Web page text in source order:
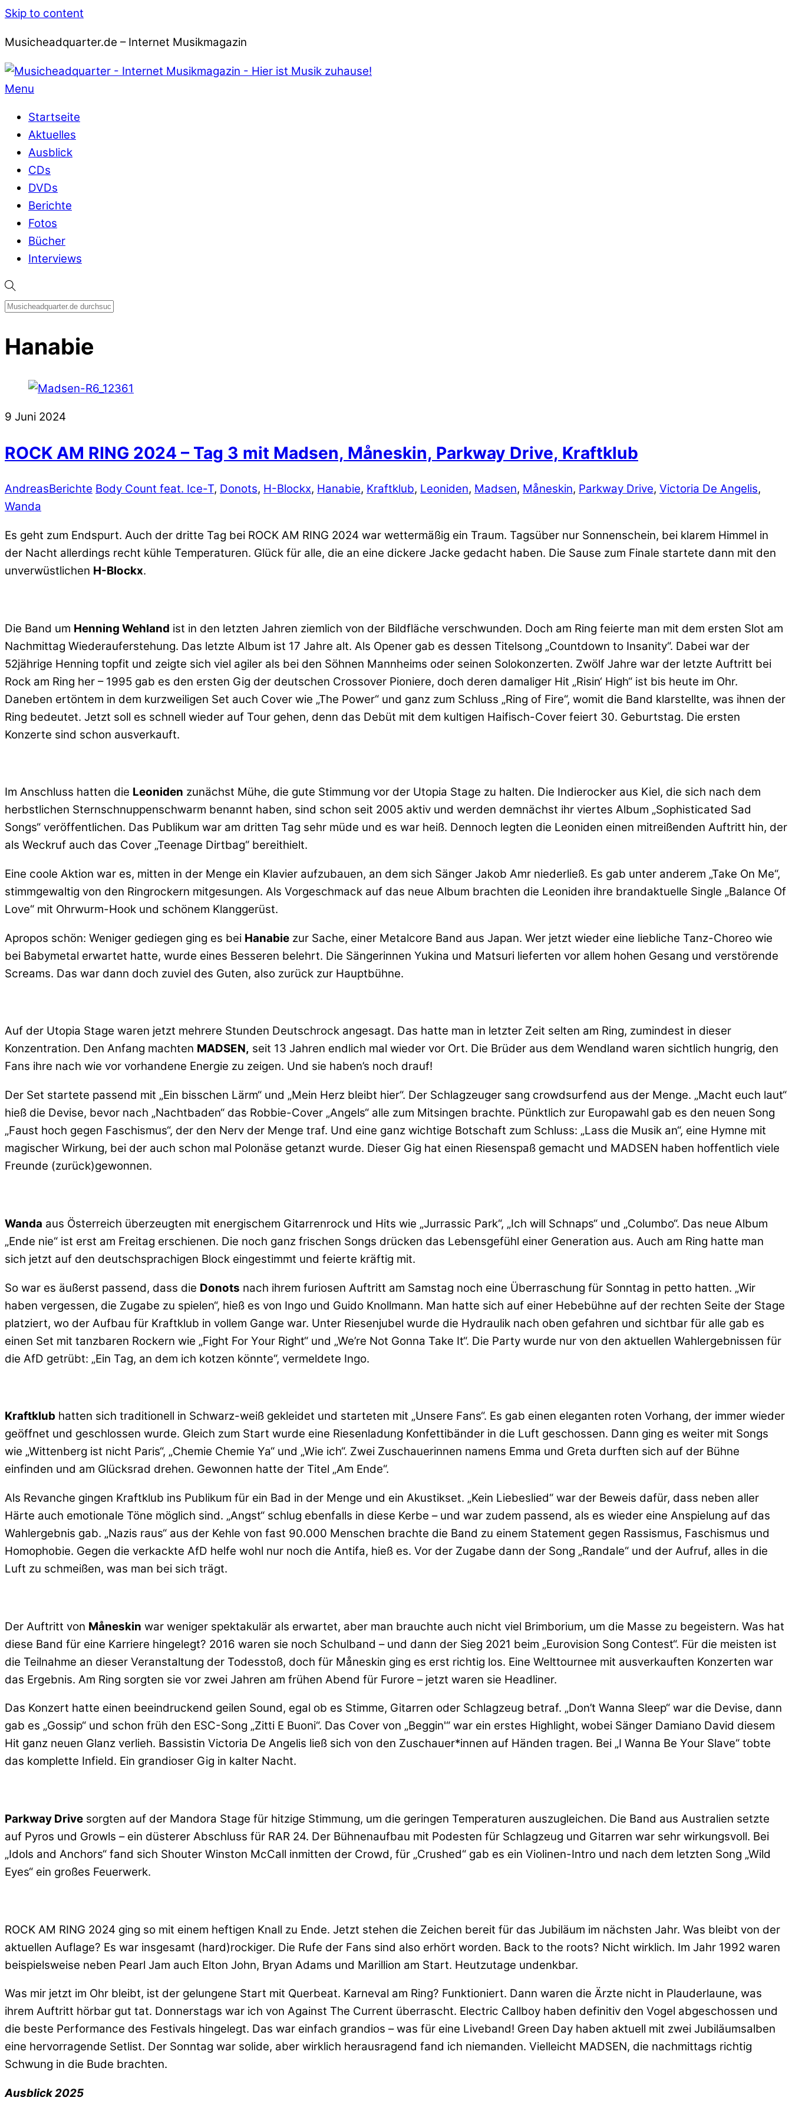
Skip to content
Musicheadquarter.de – Internet Musikmagazin
Menu
Startseite
Aktuelles
Ausblick
CDs
DVDs
Berichte
Fotos
Bücher
Interviews
Hanabie
9 Juni 2024
ROCK AM RING 2024 – Tag 3 mit Madsen, Måneskin, Parkway Drive, Kraftklub
AndreasBerichte Body Count feat. Ice-T, Donots, H-Blockx, Hanabie, Kraftklub, Leoniden, Madsen, Måneskin, Parkway Drive, Victoria De Angelis,
Wanda
Es geht zum Endspurt. Auch der dritte Tag bei ROCK AM RING 2024 war wettermäßig ein Traum. Tagsüber nur Sonnenschein, bei klarem Himmel in
der Nacht allerdings recht kühle Temperaturen. Glück für alle, die an eine dickere Jacke gedacht haben. Die Sause zum Finale startete dann mit den
unverwüstlichen H-Blockx.
Die Band um Henning Wehland ist in den letzten Jahren ziemlich von der Bildfläche verschwunden. Doch am Ring feierte man mit dem ersten Slot am
Nachmittag Wiederauferstehung. Das letzte Album ist 17 Jahre alt. Als Opener gab es dessen Titelsong „Countdown to Insanity“. Dabei war der
52jährige Henning topfit und zeigte sich viel agiler als bei den Söhnen Mannheims oder seinen Solokonzerten. Zwölf Jahre war der letzte Auftritt bei
Rock am Ring her – 1995 gab es den ersten Gig der deutschen Crossover Pioniere, doch deren damaliger Hit „Risin‘ High“ ist bis heute im Ohr.
Daneben ertöntem in dem kurzweiligen Set auch Cover wie „The Power“ und ganz zum Schluss „Ring of Fire“, womit die Band klarstellte, was ihnen der
Ring bedeutet. Jetzt soll es schnell wieder auf Tour gehen, denn das Debüt mit dem kultigen Haifisch-Cover feiert 30. Geburtstag. Die ersten
Konzerte sind schon ausverkauft.
Im Anschluss hatten die Leoniden zunächst Mühe, die gute Stimmung vor der Utopia Stage zu halten. Die Indierocker aus Kiel, die sich nach dem
herbstlichen Sternschnuppenschwarm benannt haben, sind schon seit 2005 aktiv und werden demnächst ihr viertes Album „Sophisticated Sad
Songs“ veröffentlichen. Das Publikum war am dritten Tag sehr müde und es war heiß. Dennoch legten die Leoniden einen mitreißenden Auftritt hin, der
als Weckruf auch das Cover „Teenage Dirtbag“ bereithielt.
Eine coole Aktion war es, mitten in der Menge ein Klavier aufzubauen, an dem sich Sänger Jakob Amr niederließ. Es gab unter anderem „Take On Me“,
stimmgewaltig von den Ringrockern mitgesungen. Als Vorgeschmack auf das neue Album brachten die Leoniden ihre brandaktuelle Single „Balance Of
Love“ mit Ohrwurm-Hook und schönem Klanggerüst.
Apropos schön: Weniger gediegen ging es bei Hanabie zur Sache, einer Metalcore Band aus Japan. Wer jetzt wieder eine liebliche Tanz-Choreo wie
bei Babymetal erwartet hatte, wurde eines Besseren belehrt. Die Sängerinnen Yukina und Matsuri lieferten vor allem hohen Gesang und verstörende
Screams. Das war dann doch zuviel des Guten, also zurück zur Hauptbühne.
Auf der Utopia Stage waren jetzt mehrere Stunden Deutschrock angesagt. Das hatte man in letzter Zeit selten am Ring, zumindest in dieser
Konzentration. Den Anfang machten MADSEN, seit 13 Jahren endlich mal wieder vor Ort. Die Brüder aus dem Wendland waren sichtlich hungrig, den
Fans ihre nach wie vor vorhandene Energie zu zeigen. Und sie haben’s noch drauf!
Der Set startete passend mit „Ein bisschen Lärm“ und „Mein Herz bleibt hier“. Der Schlagzeuger sang crowdsurfend aus der Menge. „Macht euch laut“
hieß die Devise, bevor nach „Nachtbaden“ das Robbie-Cover „Angels“ alle zum Mitsingen brachte. Pünktlich zur Europawahl gab es den neuen Song
„Faust hoch gegen Faschismus“, der den Nerv der Menge traf. Und eine ganz wichtige Botschaft zum Schluss: „Lass die Musik an“, eine Hymne mit
magischer Wirkung, bei der auch schon mal Polonäse getanzt wurde. Dieser Gig hat einen Riesenspaß gemacht und MADSEN haben hoffentlich viele
Freunde (zurück)gewonnen.
Wanda aus Österreich überzeugten mit energischem Gitarrenrock und Hits wie „Jurrassic Park“, „Ich will Schnaps“ und „Columbo“. Das neue Album
„Ende nie“ ist erst am Freitag erschienen. Die noch ganz frischen Songs drücken das Lebensgefühl einer Generation aus. Auch am Ring hatte man
sich jetzt auf den deutschsprachigen Block eingestimmt und feierte kräftig mit.
So war es äußerst passend, dass die Donots nach ihrem furiosen Auftritt am Samstag noch eine Überraschung für Sonntag in petto hatten. „Wir
haben vergessen, die Zugabe zu spielen“, hieß es von Ingo und Guido Knollmann. Man hatte sich auf einer Hebebühne auf der rechten Seite der Stage
platziert, wo der Aufbau für Kraftklub in vollem Gange war. Unter Riesenjubel wurde die Hydraulik nach oben gefahren und sichtbar für alle gab es
einen Set mit tanzbaren Rockern wie „Fight For Your Right“ und „We’re Not Gonna Take It“. Die Party wurde nur von den aktuellen Wahlergebnissen für
die AfD getrübt: „Ein Tag, an dem ich kotzen könnte“, vermeldete Ingo.
Kraftklub hatten sich traditionell in Schwarz-weiß gekleidet und starteten mit „Unsere Fans“. Es gab einen eleganten roten Vorhang, der immer wieder
geöffnet und geschlossen wurde. Gleich zum Start wurde eine Riesenladung Konfettibänder in die Luft geschossen. Dann ging es weiter mit Songs
wie „Wittenberg ist nicht Paris“, „Chemie Chemie Ya“ und „Wie ich“. Zwei Zuschauerinnen namens Emma und Greta durften sich auf der Bühne
einfinden und am Glücksrad drehen. Gewonnen hatte der Titel „Am Ende“.
Als Revanche gingen Kraftklub ins Publikum für ein Bad in der Menge und ein Akustikset. „Kein Liebeslied“ war der Beweis dafür, dass neben aller
Härte auch emotionale Töne möglich sind. „Angst“ schlug ebenfalls in diese Kerbe – und war zudem passend, als es wieder eine Anspielung auf das
Wahlergebnis gab. „Nazis raus“ aus der Kehle von fast 90.000 Menschen brachte die Band zu einem Statement gegen Rassismus, Faschismus und
Homophobie. Gegen die verkackte AfD helfe wohl nur noch die Antifa, hieß es. Vor der Zugabe dann der Song „Randale“ und der Aufruf, alles in die
Luft zu schmeißen, was man bei sich trägt.
Der Auftritt von Måneskin war weniger spektakulär als erwartet, aber man brauchte auch nicht viel Brimborium, um die Masse zu begeistern. Was hat
diese Band für eine Karriere hingelegt? 2016 waren sie noch Schulband – und dann der Sieg 2021 beim „Eurovision Song Contest“. Für die meisten ist
die Teilnahme an dieser Veranstaltung der Todesstoß, doch für Måneskin ging es erst richtig los. Eine Welttournee mit ausverkauften Konzerten war
das Ergebnis. Am Ring sorgten sie vor zwei Jahren am frühen Abend für Furore – jetzt waren sie Headliner.
Das Konzert hatte einen beeindruckend geilen Sound, egal ob es Stimme, Gitarren oder Schlagzeug betraf. „Don’t Wanna Sleep“ war die Devise, dann
gab es „Gossip“ und schon früh den ESC-Song „Zitti E Buoni“. Das Cover von „Beggin'“ war ein erstes Highlight, wobei Sänger Damiano David diesem
Hit ganz neuen Glanz verlieh. Bassistin Victoria De Angelis ließ sich von den Zuschauer*innen auf Händen tragen. Bei „I Wanna Be Your Slave“ tobte
das komplette Infield. Ein grandioser Gig in kalter Nacht.
Parkway Drive sorgten auf der Mandora Stage für hitzige Stimmung, um die geringen Temperaturen auszugleichen. Die Band aus Australien setzte
auf Pyros und Growls – ein düsterer Abschluss für RAR 24. Der Bühnenaufbau mit Podesten für Schlagzeug und Gitarren war sehr wirkungsvoll. Bei
„Idols and Anchors“ fand sich Shouter Winston McCall inmitten der Crowd, für „Crushed“ gab es ein Violinen-Intro und nach dem letzten Song „Wild
Eyes“ ein großes Feuerwerk.
ROCK AM RING 2024 ging so mit einem heftigen Knall zu Ende. Jetzt stehen die Zeichen bereit für das Jubiläum im nächsten Jahr. Was bleibt von der
aktuellen Auflage? Es war insgesamt (hard)rockiger. Die Rufe der Fans sind also erhört worden. Back to the roots? Nicht wirklich. Im Jahr 1992 waren
beispielsweise neben Pearl Jam auch Elton John, Bryan Adams und Marillion am Start. Heutzutage undenkbar.
Was mir jetzt im Ohr bleibt, ist der gelungene Start mit Querbeat. Karneval am Ring? Funktioniert. Dann waren die Ärzte nicht in Plauderlaune, was
ihrem Auftritt hörbar gut tat. Donnerstags war ich von Against The Current überrascht. Electric Callboy haben definitiv den Vogel abgeschossen und
die beste Performance des Festivals hingelegt. Das war einfach grandios – was für eine Liveband! Green Day haben aktuell mit zwei Jubiläumsalben
eine hervorragende Setlist. Der Sonntag war solide, aber wirklich herausragend fand ich niemanden. Vielleicht MADSEN, die nachmittags richtig
Schwung in die Bude brachten.
Ausblick 2025